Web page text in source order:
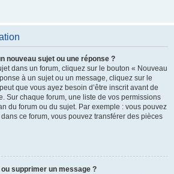
nouveau sujet ou une réponse ?
dans un forum, cliquez sur le bouton « Nouveau
à un sujet ou un message, cliquez sur le
que vous ayez besoin d’être inscrit avant de
Sur chaque forum, une liste de vos permissions
du forum ou du sujet. Par exemple : vous pouvez
ce forum, vous pouvez transférer des pièces
supprimer un message ?